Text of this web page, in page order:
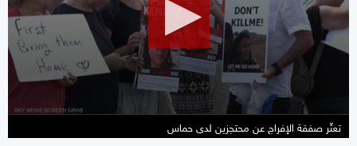
minutes,
seconds
تعثّر صفقة الإفراج عن محتجزين لدى حماس